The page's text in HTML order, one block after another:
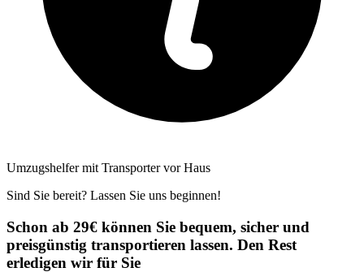
Umzugshelfer mit Transporter vor Haus
Sind Sie bereit? Lassen Sie uns beginnen!
Schon ab 29€ können Sie bequem, sicher und
preisgünstig transportieren lassen. Den Rest
erledigen wir für Sie